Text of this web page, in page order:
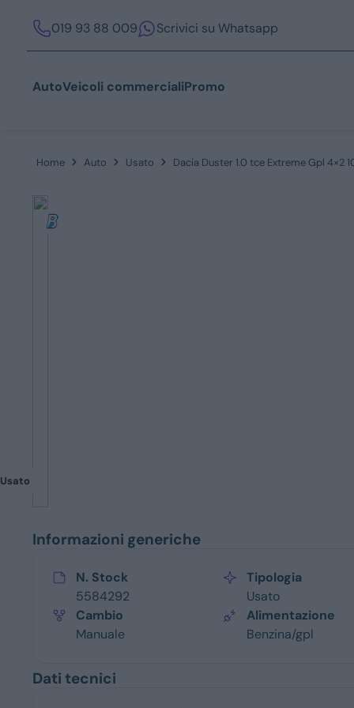
019 93 88 009 Scrivici su Whatsapp
AutoVeicoli commercialiPromo
Home Auto Usato Dacia Duster 1.0 tce Extreme Gpl 4×2
Usato
Informazioni generiche
N. Stock
5584292
Tipologia
Usato
Cambio
Manuale
Alimentazione
Benzina/gpl
Dati tecnici